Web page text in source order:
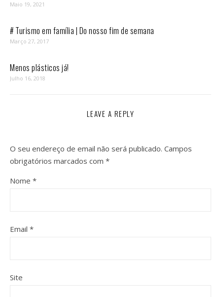
Maio 19, 2021
# Turismo em família | Do nosso fim de semana
Março 27, 2017
Menos plásticos já!
Julho 16, 2018
LEAVE A REPLY
O seu endereço de email não será publicado. Campos
obrigatórios marcados com *
Nome *
Email *
Site